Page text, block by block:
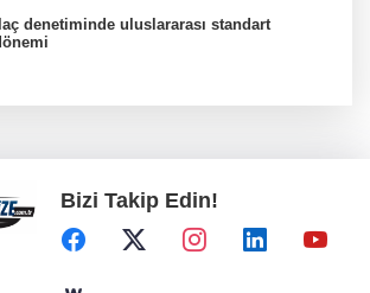
İlaç denetiminde uluslararası standart
dünyaya açılan sesi olmaya devam
Bizi Takip Edin!